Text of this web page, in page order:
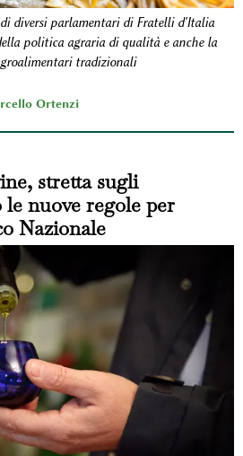
diversi parlamentari di Fratelli d'Italia
politica agraria di qualità e anche la
tradizionali
Ortenzi
stretta sugli
le nuove regole per
Nazionale